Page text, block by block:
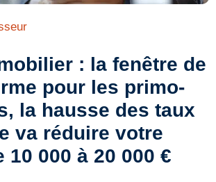
: la fenêtre de
pour les primo-
la hausse des taux
va réduire votre
10 000 à 20 000 €